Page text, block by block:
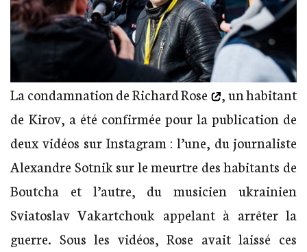
La condamnation deRichard Rose
, un habitant
de Kirov, a été confirmée pour la publication de
deux vidéos sur Instagram : l’une, du journaliste
Alexandre Sotnik sur le meurtre des habitants de
Boutcha et l’autre, du musicien ukrainien
Sviatoslav Vakartchouk appelant à arrêter la
guerre. Sous les vidéos, Rose avait laissé ces